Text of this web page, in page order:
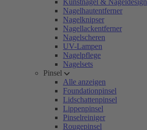
Kunstnägel & Nageldesign
Nagelhautentferner
Nagelknipser
Nagellackentferner
Nagelscheren
UV-Lampen
Nagelpflege
Nagelsets
Pinsel
Alle anzeigen
Foundationpinsel
Lidschattenpinsel
Lippenpinsel
Pinselreiniger
Rougepinsel